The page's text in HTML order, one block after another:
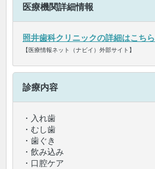
医療機関詳細情報
照井歯科クリニックの詳細はこちら
【医療情報ネット（ナビイ）外部サイト】
診療内容
・入れ歯
・むし歯
・歯ぐき
・飲み込み
・口腔ケア